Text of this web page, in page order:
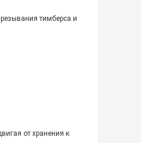
тимберса и
от хранения к